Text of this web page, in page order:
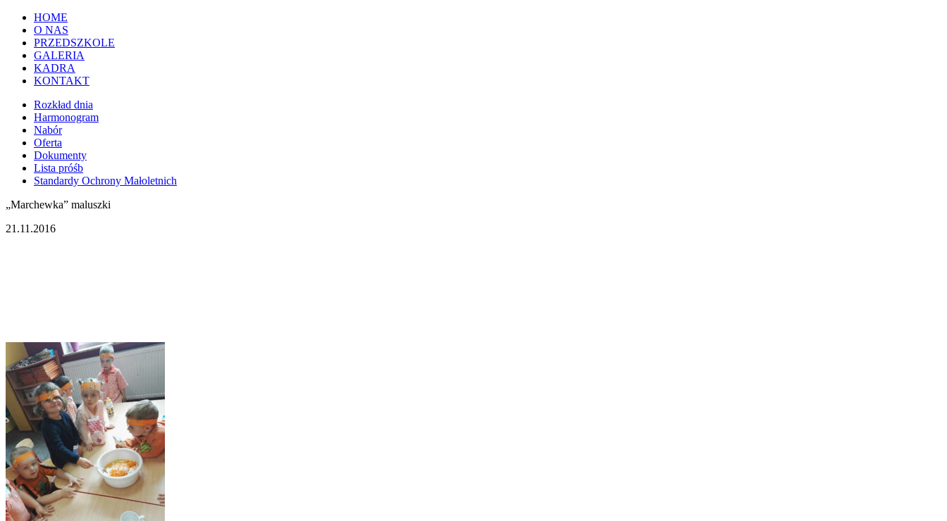
HOME
O NAS
PRZEDSZKOLE
GALERIA
KADRA
KONTAKT
Rozkład dnia
Harmonogram
Nabór
Oferta
Dokumenty
Lista próśb
Standardy Ochrony Małoletnich
„Marchewka” maluszki
21.11.2016